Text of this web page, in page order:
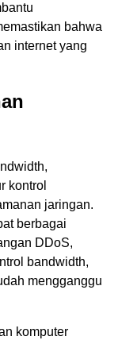
bahwa
internet yang
kontrol
jaringan.
berbagai
DDoS,
bandwidth,
mengganggu
komputer